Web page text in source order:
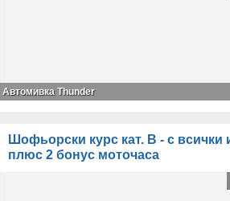
Автомивка Thunder
Шофьорски курс кат. B - с всички
плюс 2 бонус моточаса